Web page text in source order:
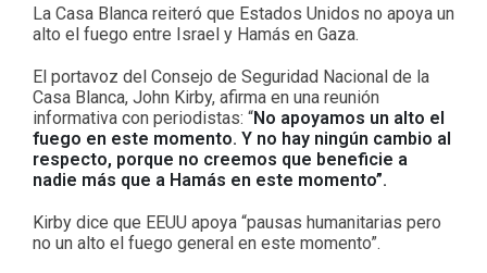
La Casa Blanca reiteró que Estados Unidos no apoya un
alto el fuego entre Israel y Hamás en Gaza.
El portavoz del Consejo de Seguridad Nacional de la
Casa Blanca, John Kirby, afirma en una reunión
informativa con periodistas: “No apoyamos un alto el
fuego en este momento. Y no hay ningún cambio al
respecto, porque no creemos que beneficie a
nadie más que a Hamás en este momento”.
Kirby dice que EEUU apoya “pausas humanitarias pero
no un alto el fuego general en este momento”.